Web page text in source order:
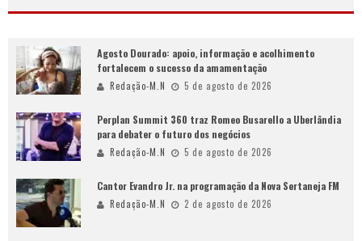
Agosto Dourado: apoio, informação e acolhimento
fortalecem o sucesso da amamentação
Redação-M.N 5 de agosto de 2026
Perplan Summit 360 traz Romeo Busarello a Uberlândia
para debater o futuro dos negócios
Redação-M.N 5 de agosto de 2026
Cantor Evandro Jr. na programação da Nova Sertaneja FM
Redação-M.N 2 de agosto de 2026